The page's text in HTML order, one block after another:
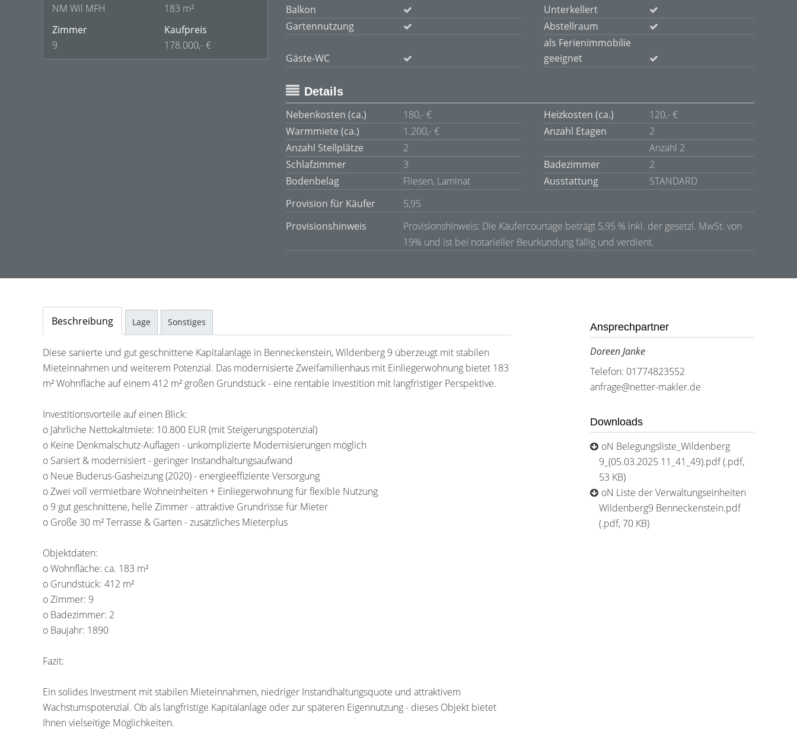
NM Wil MFH
183 m²
Zimmer
9
Kaufpreis
178.000,- €
Balkon
Unterkellert
Gartennutzung
Abstellraum
Gäste-WC
als Ferienimmobilie
geeignet
Details
Nebenkosten (ca.)
180,- € Heizkosten (ca.)
120,- €
Warmmiete (ca.)
1.200,- € Anzahl Etagen
2
Anzahl Stellplätze
2
Anzahl 2
Schlafzimmer
3 Badezimmer
2
Bodenbelag
Fliesen, Laminat Ausstattung
STANDARD
Provision für Käufer
5,95
Provisionshinweis
Provisionshinweis: Die Käufercourtage beträgt 5,95 % inkl. der gesetzl. MwSt. von
19% und ist bei notarieller Beurkundung fällig und verdient.
Beschreibung Lage Sonstiges
Diese sanierte und gut geschnittene Kapitalanlage in Benneckenstein, Wildenberg 9 überzeugt mit stabilen
Mieteinnahmen und weiterem Potenzial. Das modernisierte Zweifamilienhaus mit Einliegerwohnung bietet 183
m² Wohnfläche auf einem 412 m² großen Grundstück - eine rentable Investition mit langfristiger Perspektive.
Investitionsvorteile auf einen Blick:
o Jährliche Nettokaltmiete: 10.800 EUR (mit Steigerungspotenzial)
o Keine Denkmalschutz-Auflagen - unkomplizierte Modernisierungen möglich
o Saniert & modernisiert - geringer Instandhaltungsaufwand
o Neue Buderus-Gasheizung (2020) - energieeffiziente Versorgung
o Zwei voll vermietbare Wohneinheiten + Einliegerwohnung für flexible Nutzung
o 9 gut geschnittene, helle Zimmer - attraktive Grundrisse für Mieter
o Große 30 m² Terrasse & Garten - zusätzliches Mieterplus
Objektdaten:
o Wohnfläche: ca. 183 m²
o Grundstück: 412 m²
o Zimmer: 9
o Badezimmer: 2
o Baujahr: 1890
Fazit:
Ein solides Investment mit stabilen Mieteinnahmen, niedriger Instandhaltungsquote und attraktivem
Wachstumspotenzial. Ob als langfristige Kapitalanlage oder zur späteren Eigennutzung - dieses Objekt bietet
Ihnen vielseitige Möglichkeiten.
Ansprechpartner
Doreen Janke
Telefon: 01774823552
anfrage@netter-makler.de
Downloads
oN Belegungsliste_Wildenberg
9_(05.03.2025 11_41_49).pdf (.pdf,
53 KB)
oN Liste der Verwaltungseinheiten
Wildenberg9 Benneckenstein.pdf
(.pdf, 70 KB)